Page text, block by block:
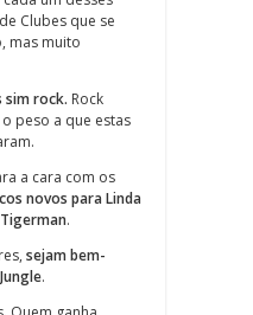
Clubes que se
mas muito
sim rock. Rock
peso a que estas
a cara com os
novos para Linda
.
sejam bem-
.